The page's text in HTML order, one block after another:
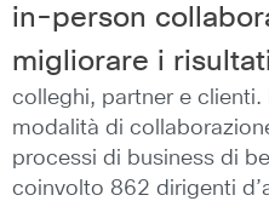
in-person
migliorare i
colleghi, partner e clienti.
modalità di
processi di business di
coinvolto 862 dirigenti